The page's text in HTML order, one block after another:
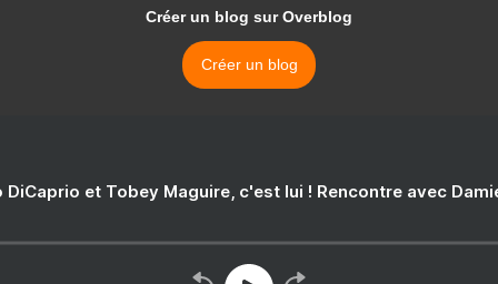
Créer un blog sur Overblog
Créer un blog
DiCaprio et Tobey Maguire, c'est lui ! Rencontre avec